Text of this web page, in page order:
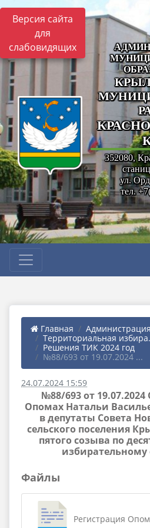
Версия сайта
для
слабовидящих
352080,
ул.
тел.
Главная
Администрация
Территориальная
Решения ТИК 2024 год
№88/693 от 19.07.2024 ...
24.07.2024 15:59
№88/693 от
Опомах Натальи
в депутаты Совета
сельского поселения
пятого созыва по
избирательному
Файлы
Регистрация